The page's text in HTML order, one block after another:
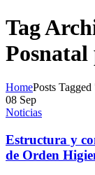
Tag
HomePosts
08 Sep
Noticias
Estructura y
de Orden